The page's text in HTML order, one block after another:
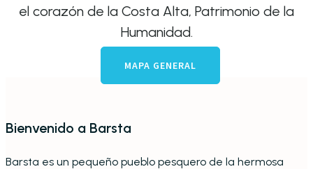
el corazón de la Costa Alta, Patrimonio de la
Humanidad.
MAPA GENERAL
Bienvenido a Barsta
Barsta es un pequeño pueblo pesquero de la hermosa